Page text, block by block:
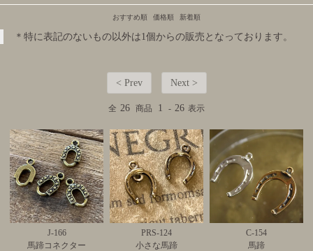
おすすめ順 価格順 新着順
＊特に表記のないもの以外は1個からの販売となっております。
< Prev Next >
全 26 商品 1 - 26 表示
J-166
馬蹄コネクター
PRS-124
小さな馬蹄
C-154
馬蹄